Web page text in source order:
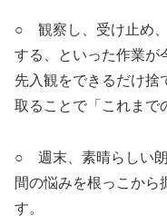
○ 観察し、受け止め
する、といった作業が
先入観をできるだけ捨
取ることで「これまで
○ 週末、素晴らしい
間の悩みを根っこから
す。